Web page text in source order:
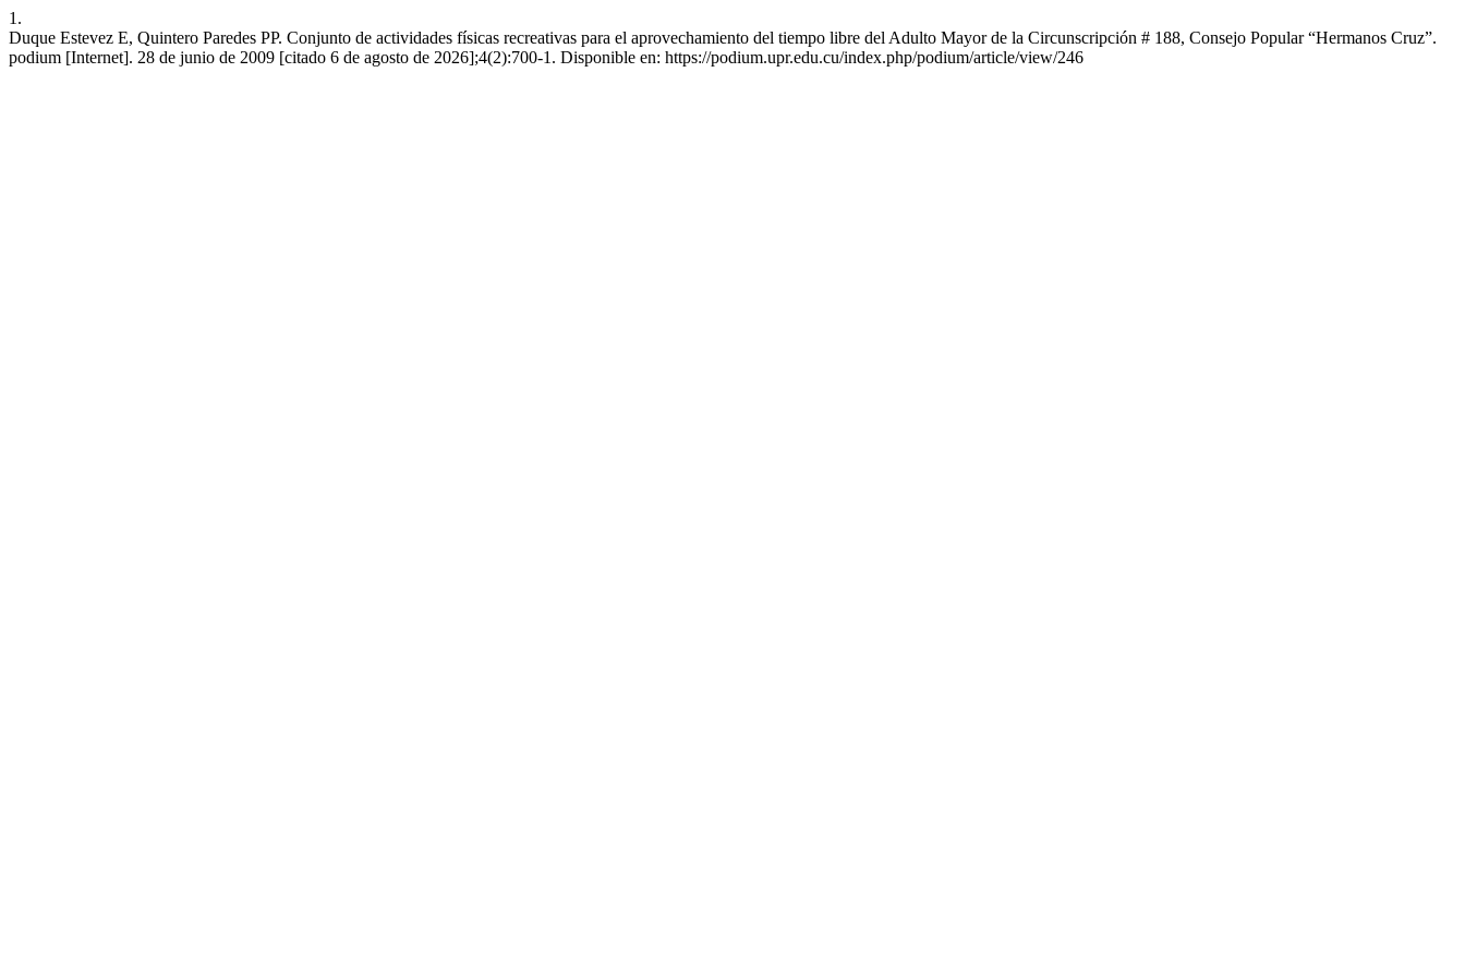
1.
Duque Estevez E, Quintero Paredes PP. Conjunto de actividades físicas recreativas para el aprovechamiento del tiempo libre del Adulto Mayor de la Circunscripción # 188, Consejo Popular “Hermanos Cruz”.
podium [Internet]. 28 de junio de 2009 [citado 6 de agosto de 2026];4(2):700-1. Disponible en: https://podium.upr.edu.cu/index.php/podium/article/view/246